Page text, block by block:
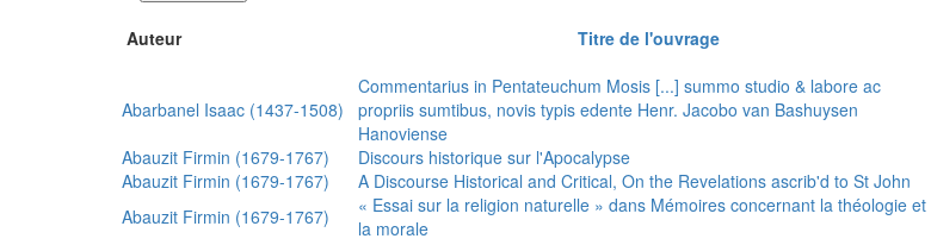
Auteur Titre de l'ouvrage
Abarbanel Isaac (1437-1508)
Commentarius in Pentateuchum Mosis [...] summo studio & labore ac
propriis sumtibus, novis typis edente Henr. Jacobo van Bashuysen
Hanoviense
Abauzit Firmin (1679-1767)
Discours historique sur l'Apocalypse
Abauzit Firmin (1679-1767)
A Discourse Historical and Critical, On the Revelations ascrib'd to St John
Abauzit Firmin (1679-1767)
« Essai sur la religion naturelle » dans Mémoires concernant la théologie et
la morale